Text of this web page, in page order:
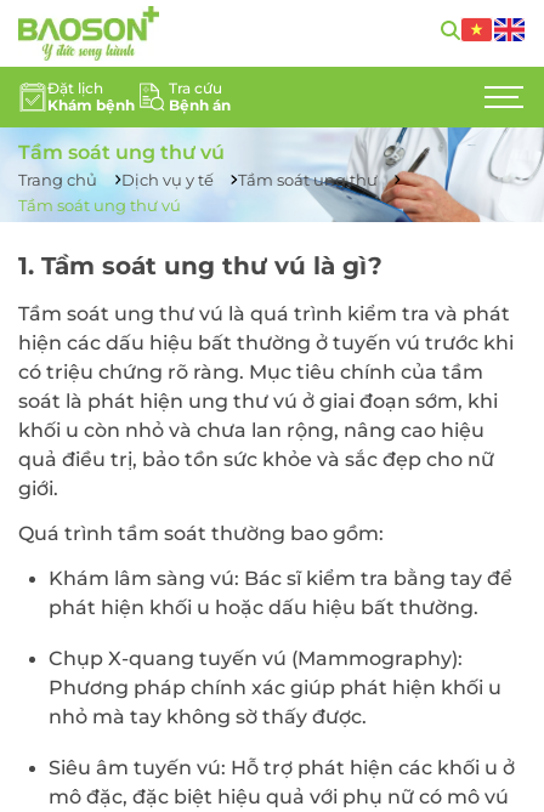
Đặt lịch
Khám bệnh
Tra cứu
Bệnh án
GIỚI THIỆU
CHUYÊN KHOA
TIN TỨC
HỖ TRỢ KHÁCH HÀNG
LIÊN HỆ
Tầm soát ung thư vú
Trang chủ Dịch vụ y tế
Tầm soát ung thư
Tầm soát ung thư vú
1. Tầm soát ung thư vú là gì?
Tầm soát ung thư vú là quá trình kiểm tra và phát
hiện các dấu hiệu bất thường ở tuyến vú trước khi
có triệu chứng rõ ràng. Mục tiêu chính của tầm
soát là phát hiện ung thư vú ở giai đoạn sớm, khi
khối u còn nhỏ và chưa lan rộng, nâng cao hiệu
quả điều trị, bảo tồn sức khỏe và sắc đẹp cho nữ
giới.
Quá trình tầm soát thường bao gồm:
Khám lâm sàng vú: Bác sĩ kiểm tra bằng tay để
phát hiện khối u hoặc dấu hiệu bất thường.
Chụp X-quang tuyến vú (Mammography):
Phương pháp chính xác giúp phát hiện khối u
nhỏ mà tay không sờ thấy được.
Siêu âm tuyến vú: Hỗ trợ phát hiện các khối u ở
mô đặc, đặc biệt hiệu quả với phụ nữ có mô vú